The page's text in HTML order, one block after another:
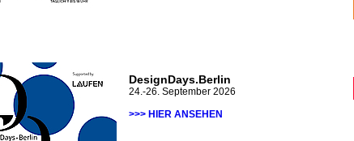
DesignDays.Berlin
24.-26. September 2026
>>> HIER ANSEHEN